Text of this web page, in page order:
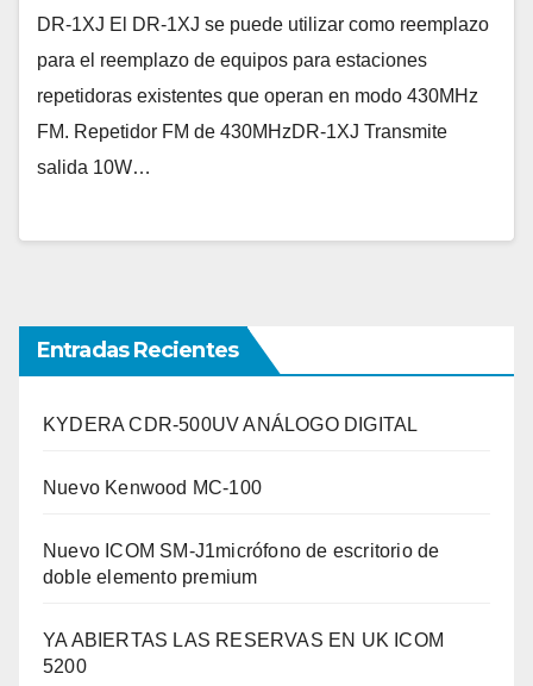
DR-1XJ El DR-1XJ se puede utilizar como reemplazo
para el reemplazo de equipos para estaciones
repetidoras existentes que operan en modo 430MHz
FM. Repetidor FM de 430MHzDR-1XJ Transmite
salida 10W…
Entradas Recientes
KYDERA CDR-500UV ANÁLOGO DIGITAL
Nuevo Kenwood MC-100
Nuevo ICOM SM-J1micrófono de escritorio de
doble elemento premium
YA ABIERTAS LAS RESERVAS EN UK ICOM
5200